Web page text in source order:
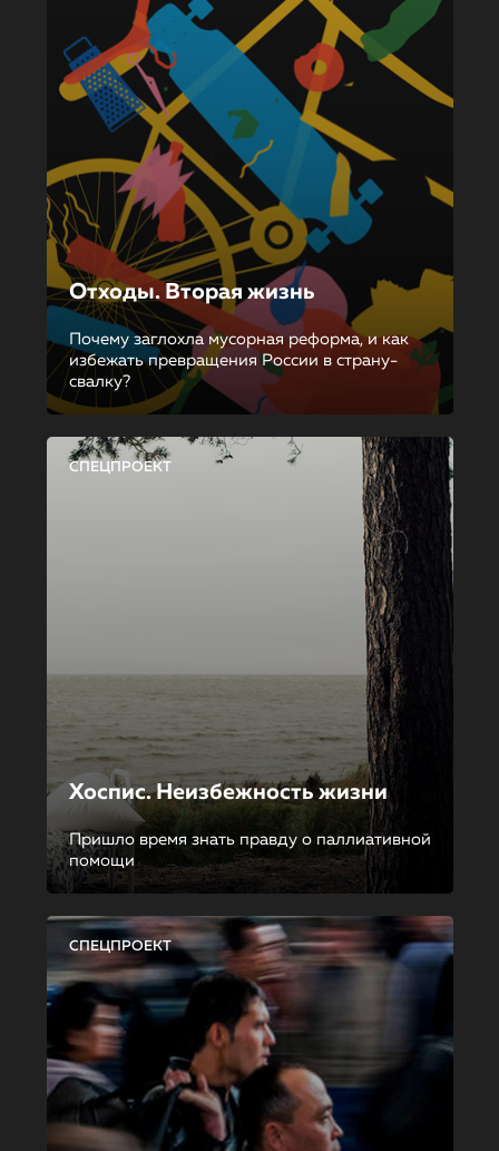
Отходы. Вторая жизнь
Почему заглохла мусорная реформа, и как
избежать превращения России в страну-
свалку?
СПЕЦПРОЕКТ
Хоспис. Неизбежность жизни
Пришло время знать правду о паллиативной
помощи
СПЕЦПРОЕКТ